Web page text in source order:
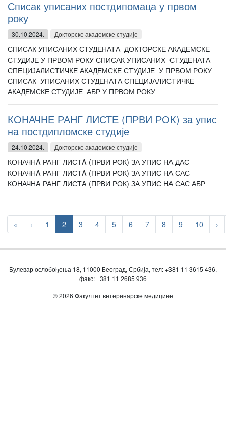
Списак уписаних постдипомаца у првом
року
30.10.2024. Докторске академске студије
СПИСАК УПИСАНИХ СТУДЕНАТА ДОКТОРСКЕ АКАДЕМСКЕ
СТУДИЈЕ У ПРВОМ РОКУ СПИСАК УПИСАНИХ СТУДЕНАТА
СПЕЦИЈАЛИСТИЧКЕ АКАДЕМСКЕ СТУДИЈЕ У ПРВОМ РОКУ
СПИСАК УПИСАНИХ СТУДЕНАТА СПЕЦИЈАЛИСТИЧКЕ
АКАДЕМСКЕ СТУДИЈЕ АБР У ПРВОМ РОКУ
КОНАЧНЕ РАНГ ЛИСТЕ (ПРВИ РОК) за упис
на постдипломске студије
24.10.2024. Докторске академске студије
КОНАЧНA РАНГ ЛИСТA (ПРВИ РОК) ЗА УПИС НА ДАС
КОНАЧНA РАНГ ЛИСТA (ПРВИ РОК) ЗА УПИС НА САС
КОНАЧНA РАНГ ЛИСТA (ПРВИ РОК) ЗА УПИС НА САС АБР
« ‹ 1 2 3 4 5 6 7 8 9 10 ›
Булевар ослобођења 18, 11000 Београд, Србија, тел: +381 11 3615 436,
факс: +381 11 2685 936
© 2026 Факултет ветеринарске медицине